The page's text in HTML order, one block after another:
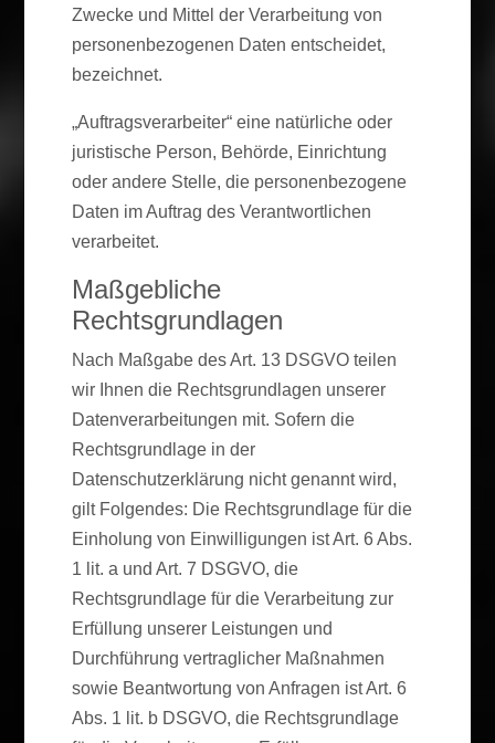
Zwecke und Mittel der Verarbeitung von
personenbezogenen Daten entscheidet,
bezeichnet.
„Auftragsverarbeiter“ eine natürliche oder
juristische Person, Behörde, Einrichtung
oder andere Stelle, die personenbezogene
Daten im Auftrag des Verantwortlichen
verarbeitet.
Maßgebliche
Rechtsgrundlagen
Nach Maßgabe des Art. 13 DSGVO teilen
wir Ihnen die Rechtsgrundlagen unserer
Datenverarbeitungen mit. Sofern die
Rechtsgrundlage in der
Datenschutzerklärung nicht genannt wird,
gilt Folgendes: Die Rechtsgrundlage für die
Einholung von Einwilligungen ist Art. 6 Abs.
1 lit. a und Art. 7 DSGVO, die
Rechtsgrundlage für die Verarbeitung zur
Erfüllung unserer Leistungen und
Durchführung vertraglicher Maßnahmen
sowie Beantwortung von Anfragen ist Art. 6
Abs. 1 lit. b DSGVO, die Rechtsgrundlage